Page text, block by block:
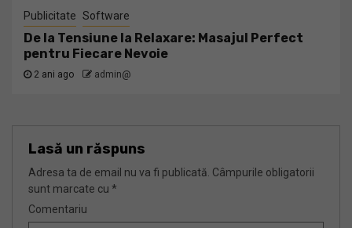
Publicitate Software
De la Tensiune la Relaxare: Masajul Perfect
pentru Fiecare Nevoie
2 ani ago admin@
Lasă un răspuns
Adresa ta de email nu va fi publicată. Câmpurile obligatorii
sunt marcate cu *
Comentariu